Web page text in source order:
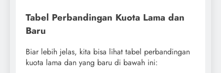
Tabel Perbandingan Kuota Lama dan
Baru
Biar lebih jelas, kita bisa lihat tabel perbandingan
kuota lama dan yang baru di bawah ini: